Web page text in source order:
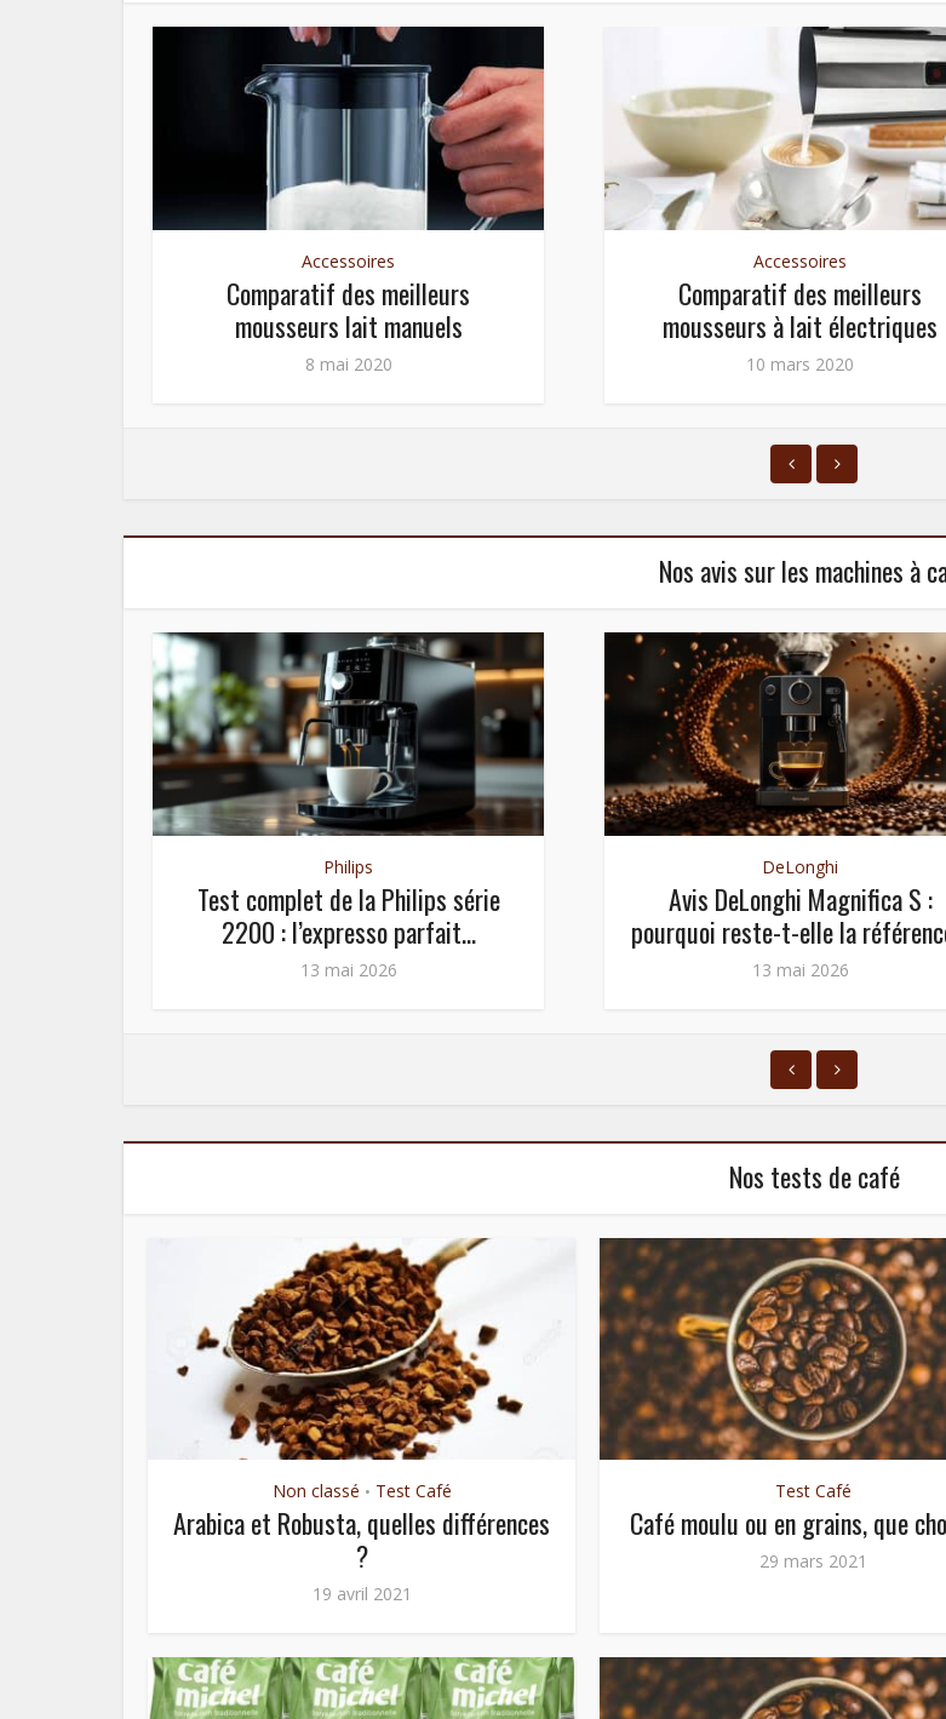
Accessoires
Comparatif des meilleurs
mousseurs lait manuels
8 mai 2020
Accessoires
Comparatif des meilleurs
mousseurs à lait électriques
10 mars 2020
Nos avis sur les machines à
Philips
Test complet de la Philips série
2200 : l’expresso parfait...
13 mai 2026
DeLonghi
Avis DeLonghi Magnifica S :
pourquoi reste-t-elle la
13 mai 2026
Nos tests de café
Non classé • Test Café
Arabica et Robusta, quelles différences
?
19 avril 2021
Test Café
Café moulu ou en grains, que
29 mars 2021